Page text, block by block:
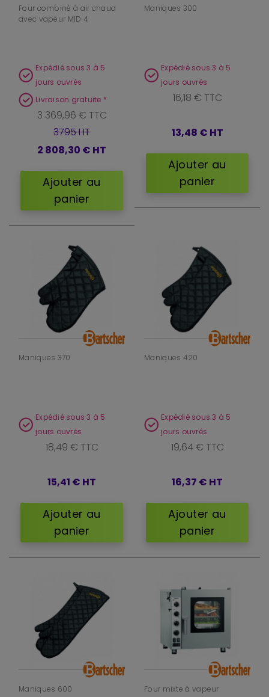
Four combiné à air chaud
avec vapeur MID 4
Expédié sous 3 à 5
jours ouvrés
Livraison gratuite *
3 369,96 € TTC
3795 HT
2 808,30 € HT
Ajouter au
panier
Maniques 300
Expédié sous 3 à 5
jours ouvrés
16,18 € TTC
13,48 € HT
Ajouter au
panier
Maniques 370
Expédié sous 3 à 5
jours ouvrés
18,49 € TTC
15,41 € HT
Ajouter au
panier
Maniques 420
Expédié sous 3 à 5
jours ouvrés
19,64 € TTC
16,37 € HT
Ajouter au
panier
Maniques 600
Four mixte à vapeur